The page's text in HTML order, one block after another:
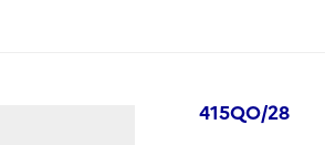
415QO/28